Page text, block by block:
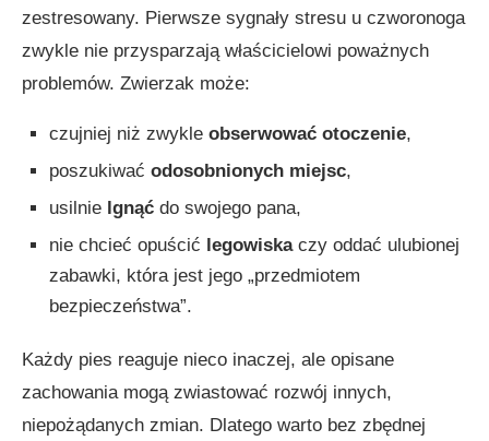
zestresowany. Pierwsze sygnały stresu u czworonoga
zwykle nie przysparzają właścicielowi poważnych
problemów. Zwierzak może:
czujniej niż zwykle obserwować otoczenie,
poszukiwać odosobnionych miejsc,
usilnie lgnąć do swojego pana,
nie chcieć opuścić legowiskaczy oddać ulubionej
zabawki, która jest jego „przedmiotem
bezpieczeństwa”.
Każdy pies reaguje nieco inaczej, ale opisane
zachowania mogą zwiastować rozwój innych,
niepożądanych zmian. Dlatego warto bez zbędnej